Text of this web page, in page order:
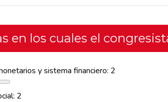
en los cuales el
y sistema financiero: 2
2